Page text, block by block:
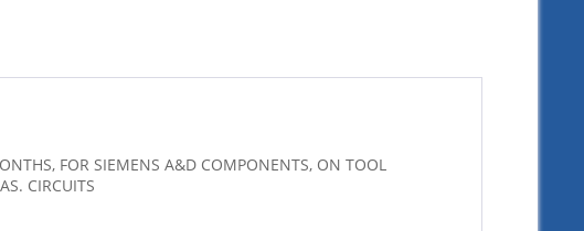
FOR SIEMENS A&D COMPONENTS, ON TOOL
CIRCUITS